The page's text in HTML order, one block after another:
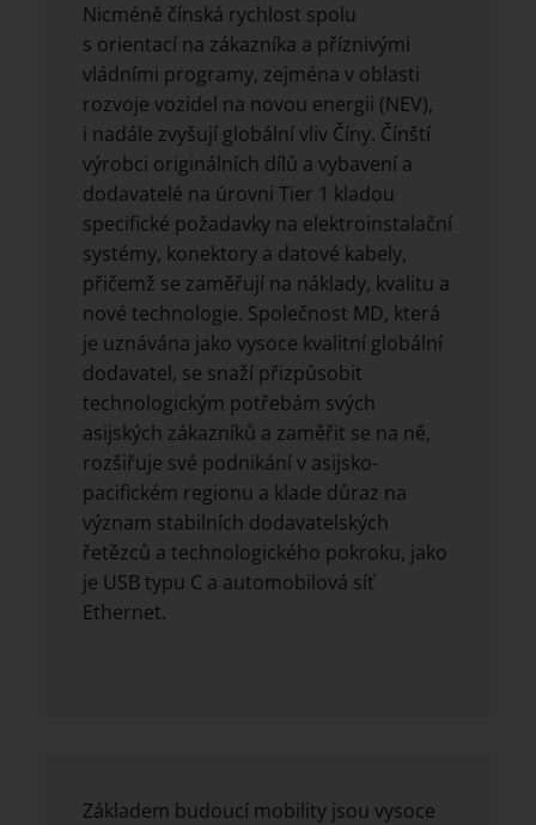
Nicméně čínská rychlost spolu
s orientací na zákazníka a příznivými
vládními programy, zejména v oblasti
rozvoje vozidel na novou energii (NEV),
i nadále zvyšují globální vliv Číny. Čínští
výrobci originálních dílů a vybavení a
dodavatelé na úrovni Tier 1 kladou
specifické požadavky na elektroinstalační
systémy, konektory a datové kabely,
přičemž se zaměřují na náklady, kvalitu a
nové technologie. Společnost MD, která
je uznávána jako vysoce kvalitní globální
dodavatel, se snaží přizpůsobit
technologickým potřebám svých
asijských zákazníků a zaměřit se na ně,
rozšiřuje své podnikání v asijsko-
pacifickém regionu a klade důraz na
význam stabilních dodavatelských
řetězců a technologického pokroku, jako
je USB typu C a automobilová síť
Ethernet.
Základem budoucí mobility jsou vysoce